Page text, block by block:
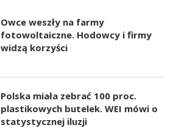
Owce weszły na farmy
fotowoltaiczne. Hodowcy i firmy
widzą korzyści
Polska miała zebrać 100 proc.
plastikowych butelek. WEI mówi o
statystycznej iluzji